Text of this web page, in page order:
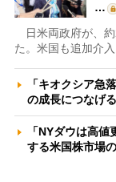
…
日米両政府が、約
た。米国も追加介
「キオクシア急
の成長につなげ
「NYダウは高
する米国株市